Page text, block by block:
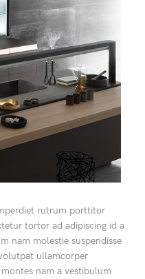
rutrum porttitor
tortor ad adipiscing id a
nam molestie suspendisse
ullamcorper
nam a vestibulum